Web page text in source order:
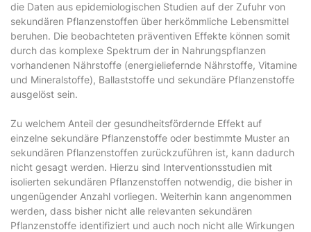
die Daten aus epidemiologischen Studien auf der Zufuhr von
sekundären Pflanzenstoffen über herkömmliche Lebensmittel
beruhen. Die beobachteten präventiven Effekte können somit
durch das komplexe Spektrum der in Nahrungspflanzen
vorhandenen Nährstoffe (energieliefernde Nährstoffe, Vitamine
und Mineralstoffe), Ballaststoffe und sekundäre Pflanzenstoffe
ausgelöst sein.
Zu welchem Anteil der gesundheitsfördernde Effekt auf
einzelne sekundäre Pflanzenstoffe oder bestimmte Muster an
sekundären Pflanzenstoffen zurückzuführen ist, kann dadurch
nicht gesagt werden. Hierzu sind Interventionsstudien mit
isolierten sekundären Pflanzenstoffen notwendig, die bisher in
ungenügender Anzahl vorliegen. Weiterhin kann angenommen
werden, dass bisher nicht alle relevanten sekundären
Pflanzenstoffe identifiziert und auch noch nicht alle Wirkungen